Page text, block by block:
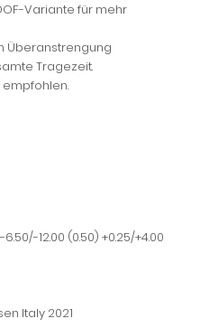
Variante für mehr
Überanstrengung
Tragezeit.
12.00 (0.50) +0.25/+4.00
Italy 2021